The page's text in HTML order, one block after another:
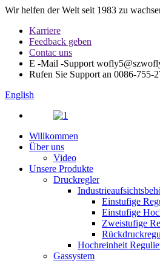
Wir helfen der Welt seit 1983 zu
Karriere
Feedback geben
Contac uns
E -Mail -Support
Rufen Sie Support an 0086-755-
English
Willkommen
Über uns
Video
Unsere Produkte
Druckregler
Einstufige
Einstufige
Zweistufige
Hochreinheit
Gassystem